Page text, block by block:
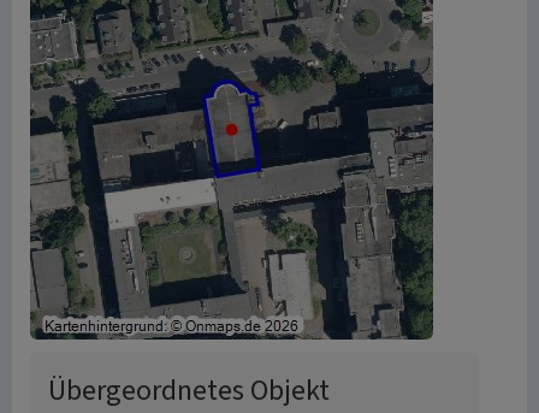
Übergeordnetes Objekt